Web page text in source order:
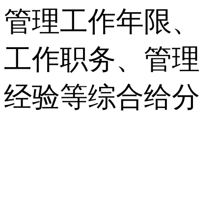
管理工作年限、
工作职务、管理
经验等综合给分